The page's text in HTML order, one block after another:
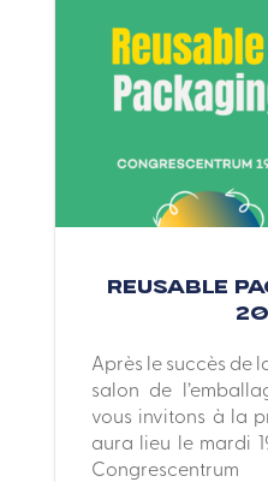
Reusable
Après le succès de
salon de
vous invitons à la
aura lieu le mardi